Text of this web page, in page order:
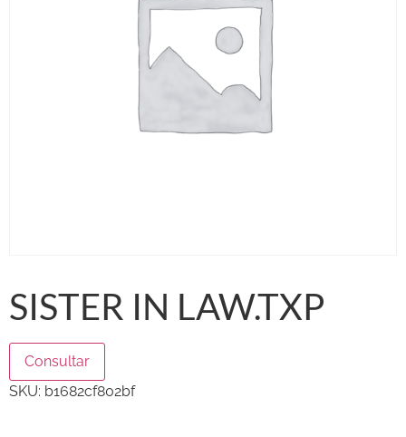
SISTER IN LAW.TXP
Consultar
SKU: b1682cf802bf